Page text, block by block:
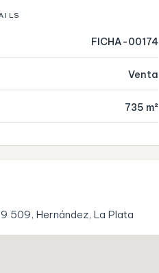
FICHA-00174
Venta
735 m²
509, Hernández, La Plata